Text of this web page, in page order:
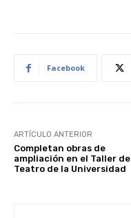
Facebook
ARTÍCULO ANTERIOR
Completan obras de
ampliación en el Taller de
Teatro de la Universidad